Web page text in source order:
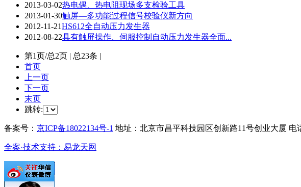
2013-03-02热电偶、热电阻现场多支检验工具
2013-01-30触屏—多功能过程信号校验仪新方向
2012-11-21HS612全自动压力发生器
2012-08-22具有触屏操作、伺服控制自动压力发生器全面...
第1页/总2页 | 总23条 |
首页
上一页
下一页
末页
跳转:
备案号： 京ICP备18022134号-1 地址：北京市昌平科技园区创新路11号创业大厦 电
全案·技术支持：易龙天网